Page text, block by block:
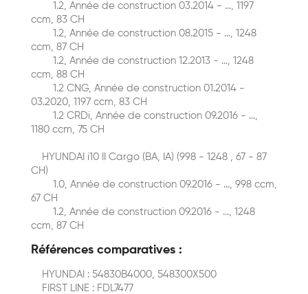
1.2, Année de construction 03.2014 - ..., 1197
ccm, 83 CH
1.2, Année de construction 08.2015 - ..., 1248
ccm, 87 CH
1.2, Année de construction 12.2013 - ..., 1248
ccm, 88 CH
1.2 CNG, Année de construction 01.2014 -
03.2020, 1197 ccm, 83 CH
1.2 CRDi, Année de construction 09.2016 - ...,
1180 ccm, 75 CH
HYUNDAI i10 II Cargo (BA, IA) (998 - 1248 , 67 - 87
CH)
1.0, Année de construction 09.2016 - ..., 998 ccm,
67 CH
1.2, Année de construction 09.2016 - ..., 1248
ccm, 87 CH
Références comparatives :
HYUNDAI : 54830B4000, 548300X500
FIRST LINE : FDL7477